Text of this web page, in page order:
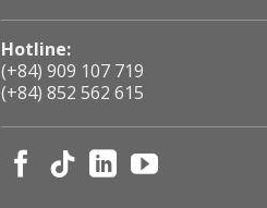
Hotline:
(+84) 909 107 719
(+84) 852 562 615